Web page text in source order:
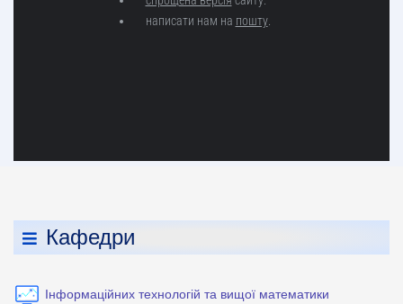
Кафедри
Інформаційних технологій та вищої математики